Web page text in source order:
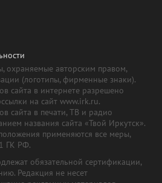
охраняемые авторским правом,
(логотипы, фирменные знаки).
сайта в интернете разрешено
на сайт www.irk.ru.
сайта в печати, ТВ и радио
названия сайта «Твой Иркутск».
применяются все меры,
ГК РФ.
обязательной сертификации,
Редакция не несет